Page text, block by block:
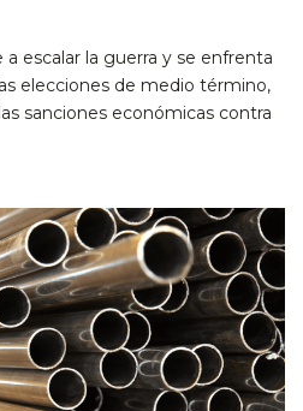
escalar la guerra y se enfrenta
elecciones de medio término,
sanciones económicas contra